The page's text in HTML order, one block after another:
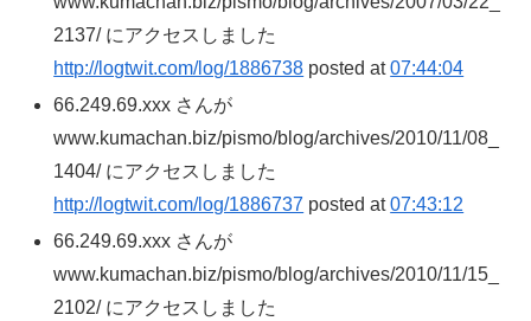
2137/ にアクセスしました
http://logtwit.com/log/1886738 posted at07:44:04
66.249.69.xxx さんが
www.kumachan.biz/pismo/blog/archives/2010/11/08_
1404/ にアクセスしました
http://logtwit.com/log/1886737 posted at07:43:12
66.249.69.xxx さんが
www.kumachan.biz/pismo/blog/archives/2010/11/15_
2102/ にアクセスしました